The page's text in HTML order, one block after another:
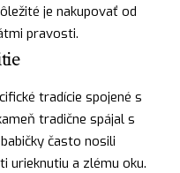
je nakupovať od
pravosti.
tradície spojené s
tradične spájal s
často nosili
urieknutiu a zlému oku.